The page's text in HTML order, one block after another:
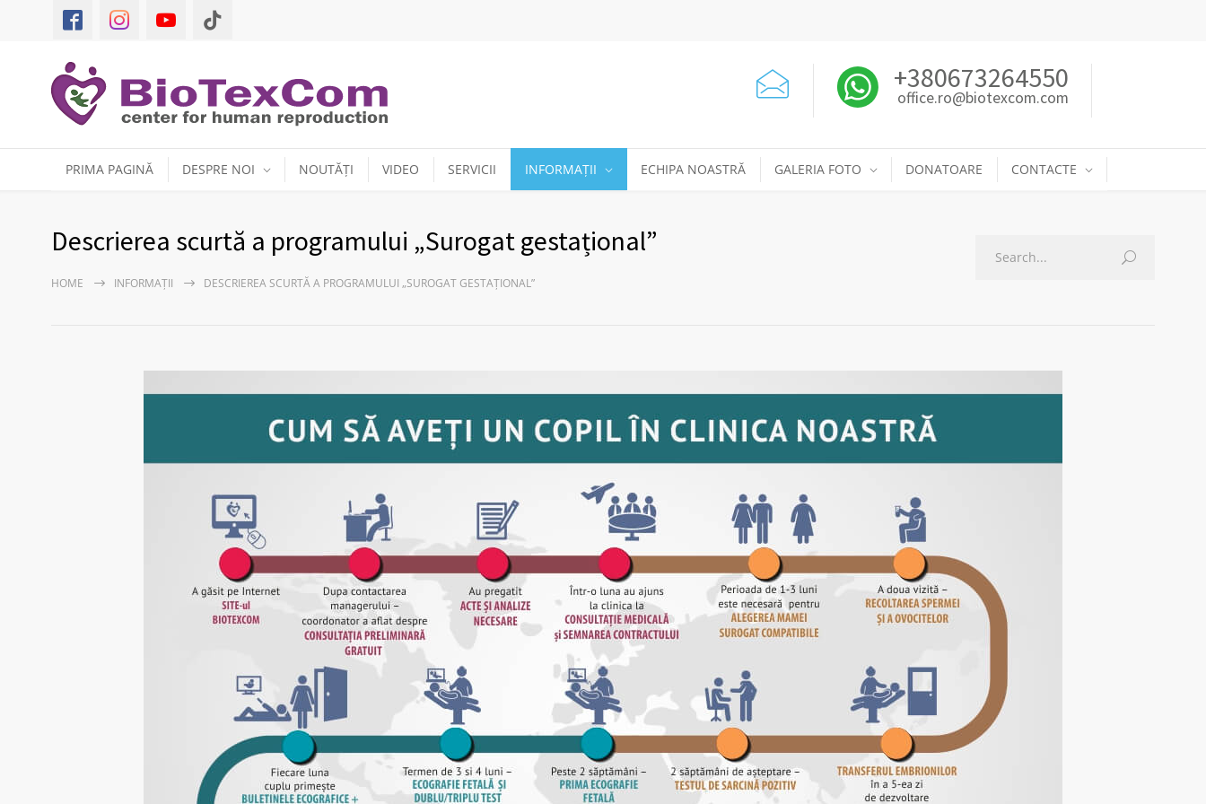
+380673264550
office.ro@biotexcom.com
PRIMA PAGINĂ DESPRE NOI NOUTĂȚI VIDEO SERVICII INFORMAȚII ECHIPA NOASTRĂ GALERIA FOTO DONATOARE CONTACTE
Descrierea scurtă a programului „Surogat gestațional”
HOME INFORMAȚII DESCRIEREA SCURTĂ A PROGRAMULUI „SUROGAT GESTAȚIONAL”